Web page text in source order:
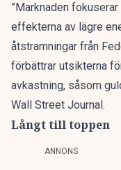
”Marknaden
effekterna av lägre
åtstramningar från
förbättrar utsikterna
avkastning, såsom
Wall Street Journal.
Långt till toppen
ANNONS